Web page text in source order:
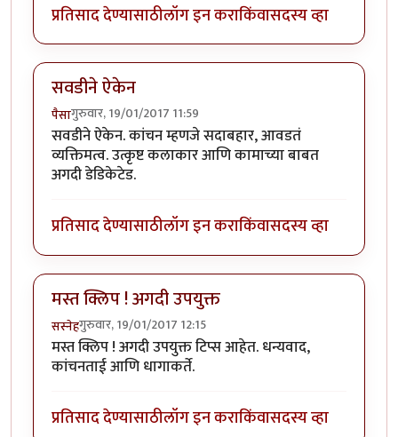
प्रतिसाद देण्यासाठीलॉग इन कराकिंवासदस्य व्हा
सवडीने ऐकेन
पैसागुरुवार, 19/01/2017 11:59
सवडीने ऐकेन. कांचन म्हणजे सदाबहार, आवडतं
व्यक्तिमत्व. उत्कृष्ट कलाकार आणि कामाच्या बाबत
अगदी डेडिकेटेड.
प्रतिसाद देण्यासाठीलॉग इन कराकिंवासदस्य व्हा
मस्त क्लिप ! अगदी उपयुक्त
सस्नेहगुरुवार, 19/01/2017 12:15
मस्त क्लिप ! अगदी उपयुक्त टिप्स आहेत. धन्यवाद,
कांचनताई आणि धागाकर्ते.
प्रतिसाद देण्यासाठीलॉग इन कराकिंवासदस्य व्हा